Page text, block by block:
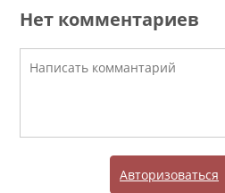
Нет комментариев
Авторизоваться